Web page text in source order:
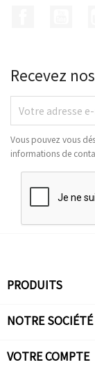
Recevez
Vous pouvez vous
informations de
PRODUITS
NOTRE SOCIÉTÉ
VOTRE COMPTE